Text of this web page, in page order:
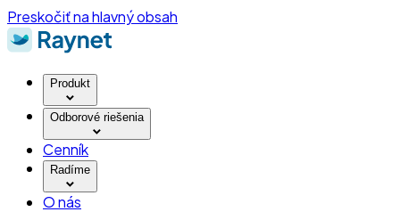
Preskočiť na hlavný obsah
Produkt
Odborové riešenia
Cenník
Radíme
O nás